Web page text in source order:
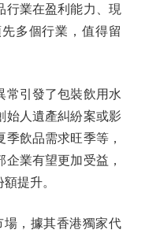
行業在盈利能力、現
多個行業，值得留
引發了包裝飲用水
始人遺產糾紛案或影
飲品需求旺季等，
企業有望更加受益，
提升。
，據其香港獨家代